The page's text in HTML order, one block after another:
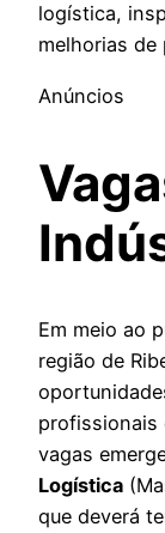
logística,
melhorias de
Anúncios
Em meio ao
região de
profissionais
vagas
Logística
que deverá